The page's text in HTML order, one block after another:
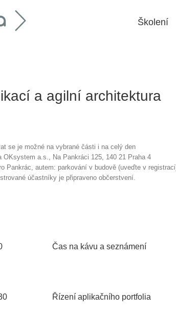
Školení
a agilní architektura
se je možné na vybrané části i na celý den
OKsystem a.s., Na Pankráci 125, 140 21 Praha 4
Pankrác, autem: parkování v budově (uveďte v
účastníky je připraveno občerstvení.
Čas na kávu a seznámení
Řízení aplikačního portfolia